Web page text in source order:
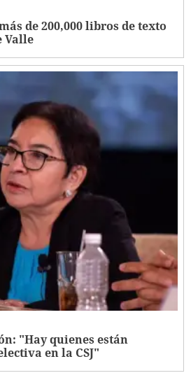
de 200,000 libros de texto
Valle
"Hay quienes están
en la CSJ"